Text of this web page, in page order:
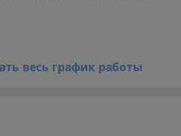
весь график работы